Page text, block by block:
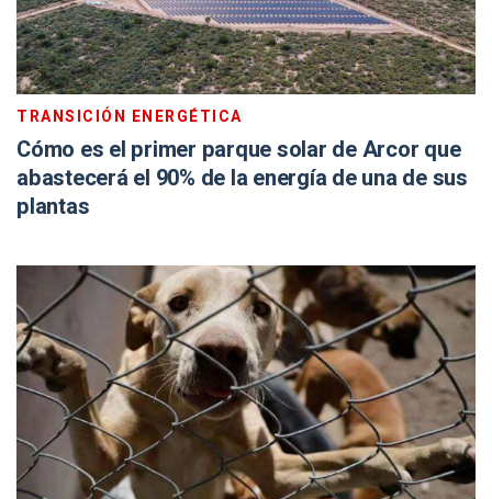
TRANSICIÓN ENERGÉTICA
Cómo es el primer parque solar de Arcor que
abastecerá el 90% de la energía de una de sus
plantas